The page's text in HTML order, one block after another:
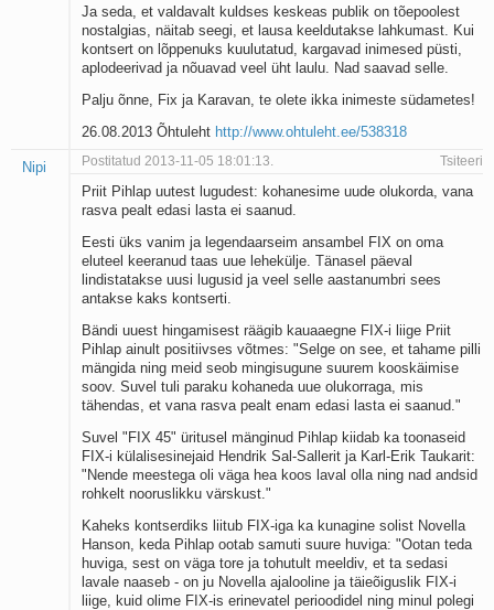
Ja seda, et valdavalt kuldses keskeas publik on tõepoolest
nostalgias, näitab seegi, et lausa keeldutakse lahkumast. Kui
kontsert on lõppenuks kuulutatud, kargavad inimesed püsti,
aplodeerivad ja nõuavad veel üht laulu. Nad saavad selle.
Palju õnne, Fix ja Karavan, te olete ikka inimeste südametes!
26.08.2013 Õhtuleht http://www.ohtuleht.ee/538318
Nipi Postitatud 2013-11-05 18:01:13. Tsiteeri
Priit Pihlap uutest lugudest: kohanesime uude olukorda, vana
rasva pealt edasi lasta ei saanud.
Eesti üks vanim ja legendaarseim ansambel FIX on oma
eluteel keeranud taas uue lehekülje. Tänasel päeval
lindistatakse uusi lugusid ja veel selle aastanumbri sees
antakse kaks kontserti.
Bändi uuest hingamisest räägib kauaaegne FIX-i liige Priit
Pihlap ainult positiivses võtmes: "Selge on see, et tahame pilli
mängida ning meid seob mingisugune suurem kooskäimise
soov. Suvel tuli paraku kohaneda uue olukorraga, mis
tähendas, et vana rasva pealt enam edasi lasta ei saanud."
Suvel "FIX 45" üritusel mänginud Pihlap kiidab ka toonaseid
FIX-i külalisesinejaid Hendrik Sal-Sallerit ja Karl-Erik Taukarit:
"Nende meestega oli väga hea koos laval olla ning nad andsid
rohkelt nooruslikku värskust."
Kaheks kontserdiks liitub FIX-iga ka kunagine solist Novella
Hanson, keda Pihlap ootab samuti suure huviga: "Ootan teda
huviga, sest on väga tore ja tohutult meeldiv, et ta sedasi
lavale naaseb - on ju Novella ajalooline ja täieõiguslik FIX-i
liige, kuid olime FIX-is erinevatel perioodidel ning minul polegi